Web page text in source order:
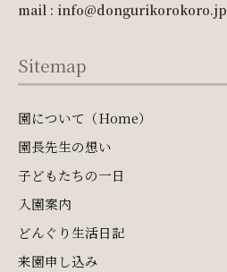
mail : info@dongurikorokoro.jp
Sitemap
園について（Home）
園長先生の想い
子どもたちの一日
入園案内
どんぐり生活日記
来園申し込み